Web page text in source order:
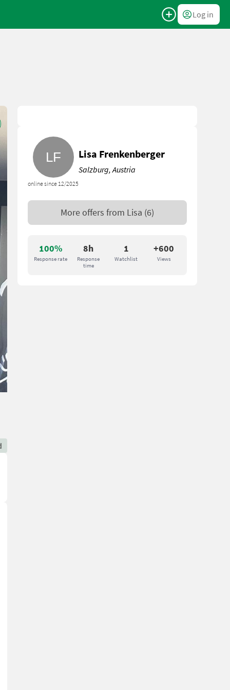
Log in
100%
Response rate
8h
Response
time
1
Watchlist
+600
Views
online since 12/2025
Lisa Frenkenberger
Salzburg, Austria
More offers from Lisa (6)